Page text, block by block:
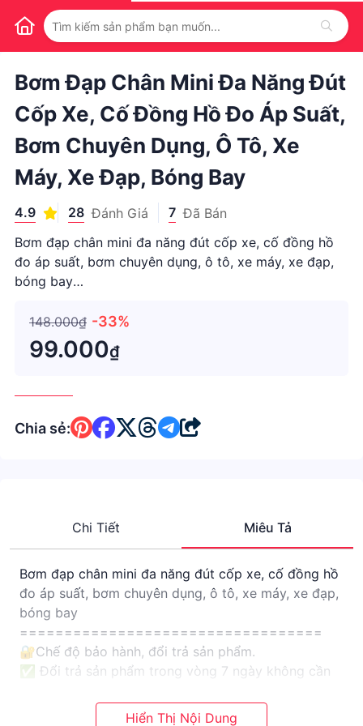
1
Bơm Đạp Chân Mini Đa Năng Đút
Cốp Xe, Cố Đồng Hồ Đo Áp Suất,
Bơm Chuyên Dụng, Ô Tô, Xe
Máy, Xe Đạp, Bóng Bay
4.9 28 Đánh Giá 7 Đã Bán
Bơm đạp chân mini đa năng đút cốp xe, cố đồng hồ
đo áp suất, bơm chuyên dụng, ô tô, xe máy, xe đạp,
bóng bay
Chế độ bảo hành, đổi trả sản phẩm. ✅ Đổi trả sản
phẩm trong vòng 7 ngày không cần lý do. ✅ Đổi mới
sản phẩm trong vòng 30 n
148.000₫ -33%
99.000₫
Chia sẻ:
Chi Tiết Miêu Tả
Bơm đạp chân mini đa năng đút cốp xe, cố đồng hồ
đo áp suất, bơm chuyên dụng, ô tô, xe máy, xe đạp,
bóng bay
==================================
🔐Chế độ bảo hành, đổi trả sản phẩm.
✅ Đổi trả sản phẩm trong vòng 7 ngày không cần
✅ Đổi mới sản phẩm trong vòng 30 ngày do lỗi của